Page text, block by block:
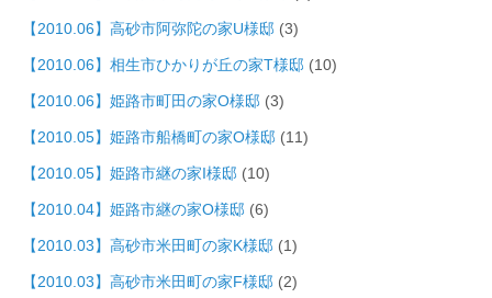
【2010.06】高砂市阿弥陀の家U様邸 (3)
【2010.06】相生市ひかりが丘の家T様邸 (10)
【2010.06】姫路市町田の家O様邸 (3)
【2010.05】姫路市船橋町の家O様邸 (11)
【2010.05】姫路市継の家I様邸 (10)
【2010.04】姫路市継の家O様邸 (6)
【2010.03】高砂市米田町の家K様邸 (1)
【2010.03】高砂市米田町の家F様邸 (2)